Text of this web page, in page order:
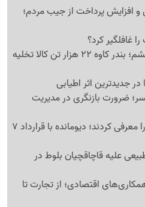
و افزایش پرداخت از جیب مردم؛
غافلگیر کرد؟
رشد فعالیت‌های تجاری در قشم؛ بندر کاوه 22 هزار تن کالا تخلیه
جدیدترین اثر اطیابی
ضرورت بازنگری در مدیریت
کهکشانی‌ها شکار بزرگ خود را معرفی کردند؛ دیومانده با قرارداد 7
علیه قاچاقچیان بلوط در
اقتصادی؛ از تجارت تا